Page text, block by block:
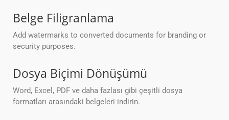
Belge Filigranlama
Add watermarks to converted documents for branding or
security purposes.
Dosya Biçimi Dönüşümü
Word, Excel, PDF ve daha fazlası gibi çeşitli dosya
formatları arasındaki belgeleri indirin.